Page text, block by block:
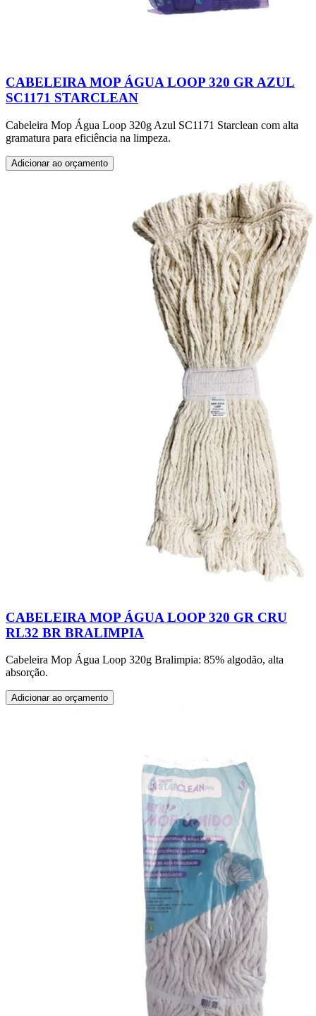
CABELEIRA MOP ÁGUA LOOP 320 GR AZUL
SC1171 STARCLEAN
Cabeleira Mop Água Loop 320g Azul SC1171 Starclean com alta
gramatura para eficiência na limpeza.
Adicionar ao orçamento
CABELEIRA MOP ÁGUA LOOP 320 GR CRU
RL32 BR BRALIMPIA
Cabeleira Mop Água Loop 320g Bralimpia: 85% algodão, alta
absorção.
Adicionar ao orçamento